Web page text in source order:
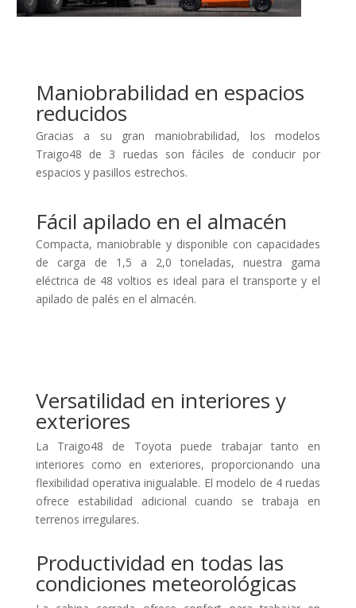
Maniobrabilidad en espacios
reducidos
Gracias a su gran maniobrabilidad, los modelos
Traigo48 de 3 ruedas son fáciles de conducir por
espacios y pasillos estrechos.
Fácil apilado en el almacén
Compacta, maniobrable y disponible con capacidades
de carga de 1,5 a 2,0 toneladas, nuestra gama
eléctrica de 48 voltios es ideal para el transporte y el
apilado de palés en el almacén.
Versatilidad en interiores y
exteriores
La Traigo48 de Toyota puede trabajar tanto en
interiores como en exteriores, proporcionando una
flexibilidad operativa inigualable. El modelo de 4 ruedas
ofrece estabilidad adicional cuando se trabaja en
terrenos irregulares.
Productividad en todas las
condiciones meteorológicas